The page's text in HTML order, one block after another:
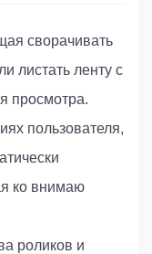
сворачивать
листать ленту с
просмотра.
пользователя,
ко внимаю
роликов и